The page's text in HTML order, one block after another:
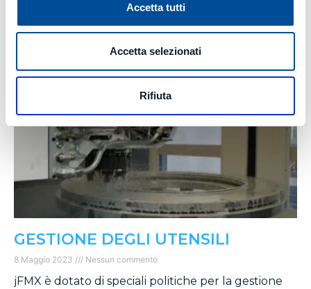
Accetta tutti
Accetta selezionati
Rifiuta
migliorando l’ergonomia di tali workstation dove è
GESTIONE DEGLI UTENSILI
8 Maggio 2023 Nessun commento
jFMX è dotato di speciali politiche per la gestione